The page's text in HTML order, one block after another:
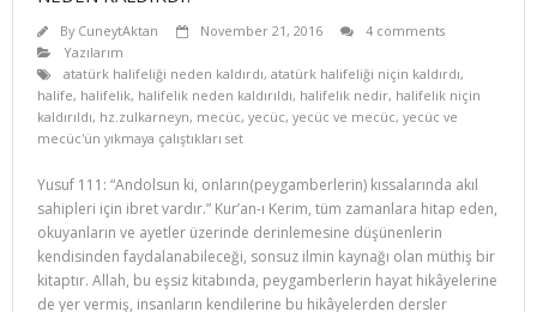
By CuneytAktan November 21, 2016
4 comments
Yazılarım
atatürk halifeliği neden kaldırdı, atatürk halifeliği niçin kaldırdı,
halife, halifelik, halifelik neden kaldırıldı, halifelik nedir, halifelik niçin
kaldırıldı, hz.zulkarneyn, mecüc, yecüc, yecüc ve mecüc, yecüc ve
mecüc'ün yıkmaya çalıştıkları set
Yusuf 111: “Andolsun ki, onların(peygamberlerin) kıssalarında akıl
sahipleri için ibret vardır.” Kur’an-ı Kerim, tüm zamanlara hitap eden,
okuyanların ve ayetler üzerinde derinlemesine düşünenlerin
kendisinden faydalanabileceği, sonsuz ilmin kaynağı olan müthiş bir
kitaptır. Allah, bu eşsiz kitabında, peygamberlerin hayat hikâyelerine
de yer vermiş, insanların kendilerine bu hikâyelerden dersler